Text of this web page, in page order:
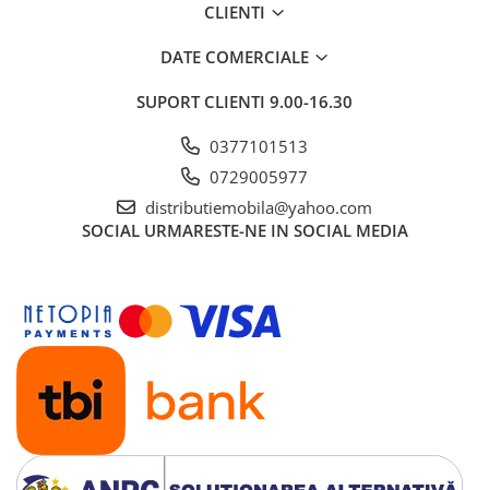
CLIENTI
DATE COMERCIALE
SUPORT CLIENTI 9.00-16.30
0377101513
0729005977
distributiemobila@yahoo.com
SOCIAL URMARESTE-NE IN SOCIAL MEDIA